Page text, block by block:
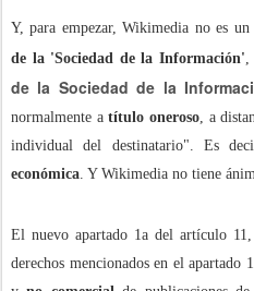
Y, para empezar, Wikimedia no es
de la 'Sociedad de la Información',
de la Sociedad de la
normalmente atítulo oneroso, a
individual del destinatario". Es
económica. Y Wikimedia no tiene
El nuevo apartado 1a del artículo
derechos mencionados en el